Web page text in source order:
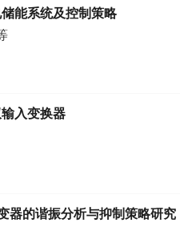
能系统及控制策略
入变换器
器的谐振分析与抑制策略研究